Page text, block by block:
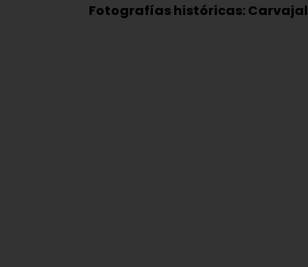
Fotografías históricas: Carvajal